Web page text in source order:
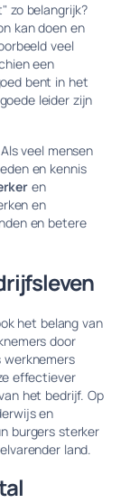
zo belangrijk?
kan doen en
veel
een
bent in het
leider zijn
veel mensen
en kennis
en
en
en betere
het belang van
door
werknemers
effectiever
het bedrijf. Op
en
burgers sterker
land.